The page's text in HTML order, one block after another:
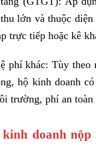
lớn và thuộc
trực tiếp hoặc kê
phí khác: Tùy theo
hộ kinh doanh
trường, phí an
doanh nộp